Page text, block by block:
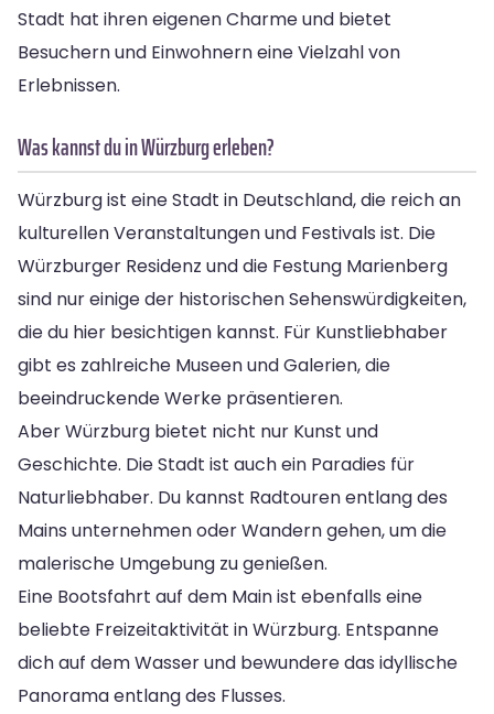
Stadt hat ihren eigenen Charme und bietet
Besuchern und Einwohnern eine Vielzahl von
Erlebnissen.
Was kannst du in Würzburg erleben?
Würzburg ist eine Stadt in Deutschland, die reich an
kulturellen Veranstaltungen und Festivals ist. Die
Würzburger Residenz und die Festung Marienberg
sind nur einige der historischen Sehenswürdigkeiten,
die du hier besichtigen kannst. Für Kunstliebhaber
gibt es zahlreiche Museen und Galerien, die
beeindruckende Werke präsentieren.
Aber Würzburg bietet nicht nur Kunst und
Geschichte. Die Stadt ist auch ein Paradies für
Naturliebhaber. Du kannst Radtouren entlang des
Mains unternehmen oder Wandern gehen, um die
malerische Umgebung zu genießen.
Eine Bootsfahrt auf dem Main ist ebenfalls eine
beliebte Freizeitaktivität in Würzburg. Entspanne
dich auf dem Wasser und bewundere das idyllische
Panorama entlang des Flusses.